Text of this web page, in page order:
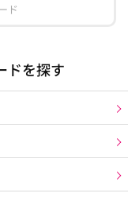
ド
ドを探す